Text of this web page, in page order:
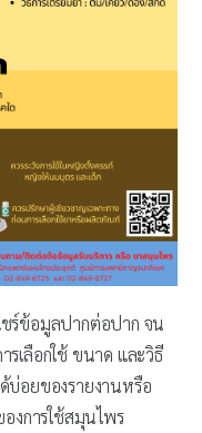
ร์ข้อมูลปากต่อปาก จน
รเลือกใช้ ขนาด และวิธี
บ่อยของรายงานหรือ
งการใช้สมุนไพร